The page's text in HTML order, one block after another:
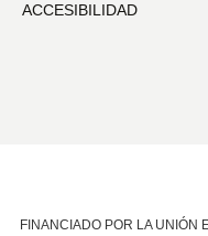
ACCESIBILIDAD
FINANCIADO POR LA UNIÓN